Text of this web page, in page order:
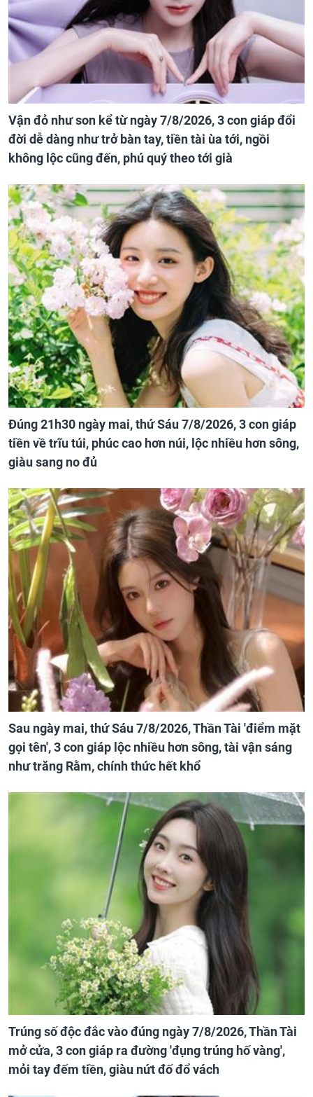
Vận đỏ như son kể từ ngày 7/8/2026, 3 con giáp đổi
đời dễ dàng như trở bàn tay, tiền tài ùa tới, ngồi
không lộc cũng đến, phú quý theo tới già
Đúng 21h30 ngày mai, thứ Sáu 7/8/2026, 3 con giáp
tiền về trĩu túi, phúc cao hơn núi, lộc nhiều hơn sông,
giàu sang no đủ
Sau ngày mai, thứ Sáu 7/8/2026, Thần Tài 'điểm mặt
gọi tên', 3 con giáp lộc nhiều hơn sông, tài vận sáng
như trăng Rằm, chính thức hết khổ
Trúng số độc đắc vào đúng ngày 7/8/2026, Thần Tài
mở cửa, 3 con giáp ra đường 'đụng trúng hố vàng',
mỏi tay đếm tiền, giàu nứt đố đổ vách